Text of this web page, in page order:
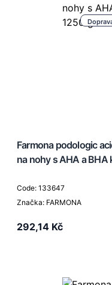
Farmona podologic
na nohy s AHA a BHA
Code: 133647
Značka: FARMONA
292,14 Kč